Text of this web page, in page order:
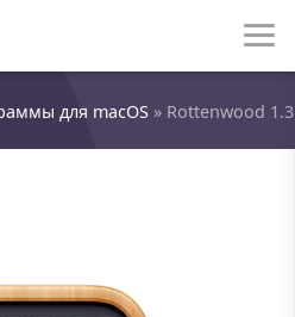
для macOS » Rottenwood